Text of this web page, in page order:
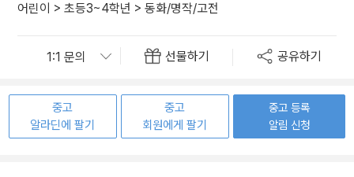
어린이 > 초등3~4학년 > 동화/명작/고전
선물하기 공유하기
중고
알라딘에 팔기
중고
회원에게 팔기
중고 등록
알림 신청